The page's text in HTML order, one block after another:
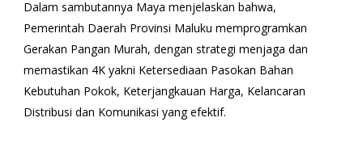
Dalam sambutannya Maya menjelaskan bahwa,
Pemerintah Daerah Provinsi Maluku memprogramkan
Gerakan Pangan Murah, dengan strategi menjaga dan
memastikan 4K yakni Ketersediaan Pasokan Bahan
Kebutuhan Pokok, Keterjangkauan Harga, Kelancaran
Distribusi dan Komunikasi yang efektif.